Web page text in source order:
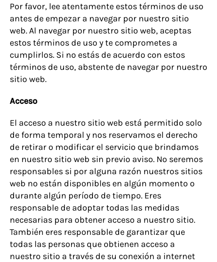
Por favor, lee atentamente estos términos de uso
antes de empezar a navegar por nuestro sitio
web. Al navegar por nuestro sitio web, aceptas
estos términos de uso y te comprometes a
cumplirlos. Si no estás de acuerdo con estos
términos de uso, abstente de navegar por nuestro
sitio web.
Acceso
El acceso a nuestro sitio web está permitido solo
de forma temporal y nos reservamos el derecho
de retirar o modificar el servicio que brindamos
en nuestro sitio web sin previo aviso. No seremos
responsables si por alguna razón nuestros sitios
web no están disponibles en algún momento o
durante algún período de tiempo. Eres
responsable de adoptar todas las medidas
necesarias para obtener acceso a nuestro sitio.
También eres responsable de garantizar que
todas las personas que obtienen acceso a
nuestro sitio a través de su conexión a internet